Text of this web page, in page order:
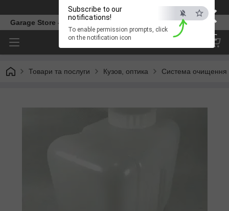
×
ESC
Subscribe to our
notifications!
To enable permission prompts, click
on the notification icon
Телефон
Garage Store – інтернет магазин автозапчастин.
Товари та послуги Кузов, оптика Система очищення